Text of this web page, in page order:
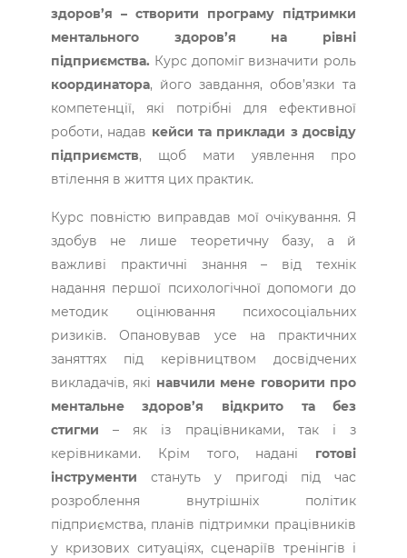
здоров’я – створити програму підтримки
ментального здоров’я на рівні
підприємства. Курс допоміг визначити роль
координатора, його завдання, обов’язки та
компетенції, які потрібні для ефективної
роботи, надав кейси та приклади з досвіду
підприємств, щоб мати уявлення про
втілення в життя цих практик.
Курс повністю виправдав мої очікування. Я
здобув не лише теоретичну базу, а й
важливі практичні знання – від технік
надання першої психологічної допомоги до
методик оцінювання психосоціальних
ризиків. Опановував усе на практичних
заняттях під керівництвом досвідчених
викладачів, які навчили мене говорити про
ментальне здоров’я відкрито та без
стигми – як із працівниками, так і з
керівниками. Крім того, надані готові
інструменти стануть у пригоді під час
розроблення внутрішніх політик
підприємства, планів підтримки працівників
у кризових ситуаціях, сценаріїв тренінгів і